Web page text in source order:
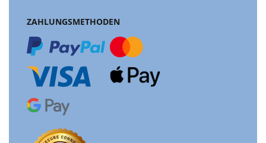
ZAHLUNGSMETHODEN